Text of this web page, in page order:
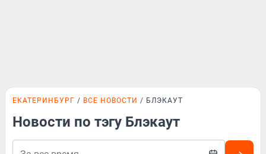
ЕКАТЕРИНБУРГ ВСЕ НОВОСТИ БЛЭКАУТ
Новости по тэгу Блэкаут